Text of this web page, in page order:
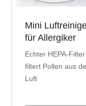
Mini
für Allergiker
Echter HEPA-Filter
filtert Pollen aus
Luft